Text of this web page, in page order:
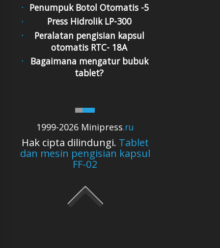
1999-2026 Minipress.ru
Hak cipta dilindungi. Tablet
dan mesin pengisian kapsul
FF-02
Penumpuk Botol Otomatis -5
Press Hidrolik LP-300
Peralatan pengisian kapsul
otomatis RTC- 18A
Bagaimana mengatur bubuk
tablet?